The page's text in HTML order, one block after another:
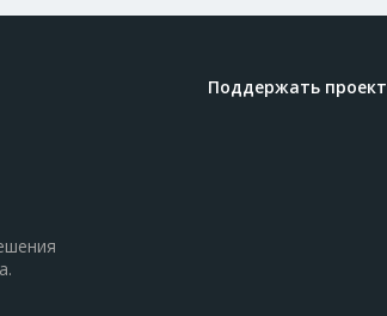
Поддержать проект